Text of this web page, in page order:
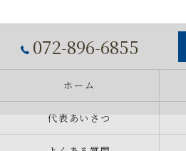
072-896-6855
ホーム
代表あいさつ